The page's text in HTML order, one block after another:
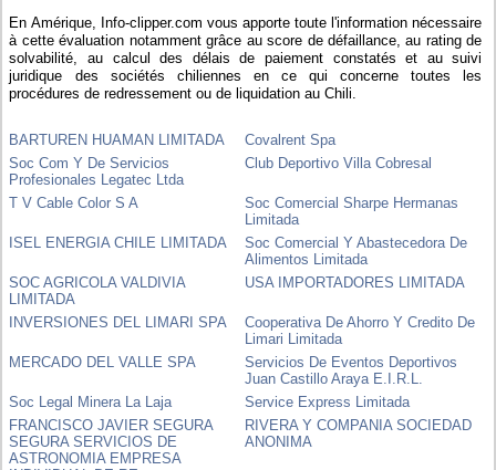
En Amérique, Info-clipper.com vous apporte toute l'information nécessaire
à cette évaluation notamment grâce au score de défaillance, au rating de
solvabilité, au calcul des délais de paiement constatés et au suivi
juridique des sociétés chiliennes en ce qui concerne toutes les
procédures de redressement ou de liquidation au Chili.
BARTUREN HUAMAN LIMITADA
Covalrent Spa
Soc Com Y De Servicios
Profesionales Legatec Ltda
Club Deportivo Villa Cobresal
T V Cable Color S A
Soc Comercial Sharpe Hermanas
Limitada
ISEL ENERGIA CHILE LIMITADA
Soc Comercial Y Abastecedora De
Alimentos Limitada
SOC AGRICOLA VALDIVIA
LIMITADA
USA IMPORTADORES LIMITADA
INVERSIONES DEL LIMARI SPA
Cooperativa De Ahorro Y Credito De
Limari Limitada
MERCADO DEL VALLE SPA
Servicios De Eventos Deportivos
Juan Castillo Araya E.I.R.L.
Soc Legal Minera La Laja
Service Express Limitada
FRANCISCO JAVIER SEGURA
SEGURA SERVICIOS DE
ASTRONOMIA EMPRESA
RIVERA Y COMPANIA SOCIEDAD
ANONIMA